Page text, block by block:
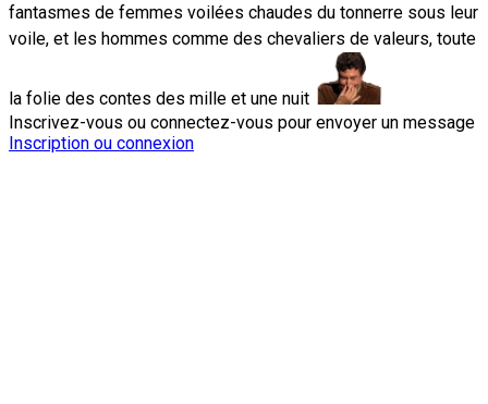
fantasmes de femmes voilées chaudes du tonnerre sous leur
voile, et les hommes comme des chevaliers de valeurs, toute
la folie des contes des mille et une nuit
Inscrivez-vous ou connectez-vous pour envoyer un message
Inscription ou connexion